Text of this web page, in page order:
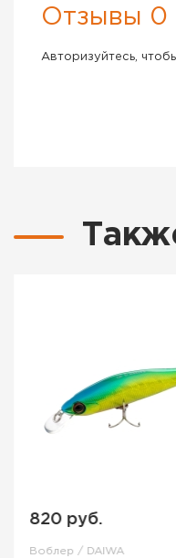
Отзывы 0
Авторизуйтесь,
820 руб.
Воблер / DAIWA